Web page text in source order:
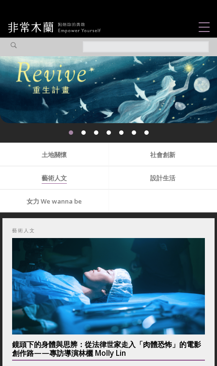
觀點專欄
焦點企劃
社會企業
認識我們
土地關懷 社會創新
藝術人文 設計生活
女力 We wanna be
藝術人文
鏡頭下的身體與思辨：從法律世家走入「肉體恐怖」的電影
創作路——專訪導演林欐 Molly Lin